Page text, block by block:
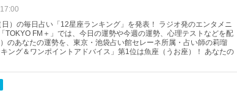
）の毎日占い「12星座ランキング」を発表！ ラジオ発のエンタメニ
TOKYO FM＋」では、今日の運勢や今週の運勢、心理テストなどを配
のあなたの運勢を、東京・池袋占い館セレーネ所属・占い師の莉瑠
ング＆ワンポイントアドバイス」第1位は魚座（うお座）！ あなたの